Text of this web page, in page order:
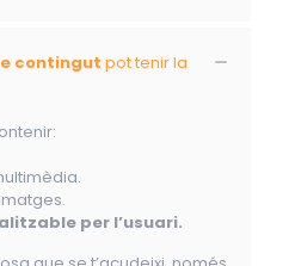
contingut pot tenir la
per l’usuari.